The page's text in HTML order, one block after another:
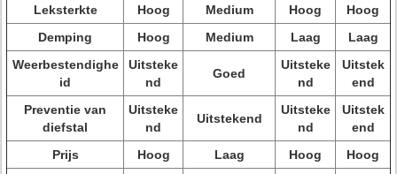
Leksterkte
Hoog Medium Hoog
Hoog
Demping
Hoog Medium Laag
Laag
Weerbestendighe
id
Uitsteke
nd
Goed
Uitsteke
nd
Uitstek
end
Preventie van
diefstal
Uitsteke
nd
Uitstekend
Uitsteke
nd
Uitstek
end
Prijs
Hoog Laag Hoog
Hoog